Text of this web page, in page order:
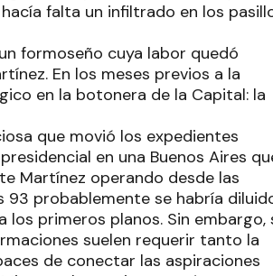
falta un infiltrado en los
formoseño cuya labor quedó
En los meses previos a la
en la botonera de la Capital: la
que movió los expedientes
en una Buenos Aires
Martínez operando desde las
probablemente se habría
los primeros planos. Sin embargo,
suelen requerir tanto la
de conectar las aspiraciones